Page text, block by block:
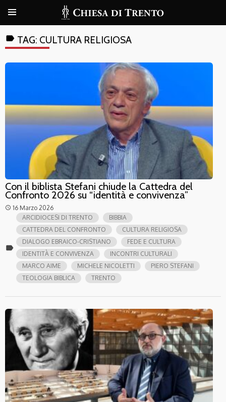
label TAG: CULTURA RELIGIOSA
Con il biblista Stefani chiude la Cattedra del
Confronto 2026 su “identità e convivenza”
access_time 16 Marzo 2026
label
ARCIDIOCESI DI TRENTO
BIBBIA
CATTEDRA DEL CONFRONTO
CULTURA RELIGIOSA
DIALOGO EBRAICO-CRISTIANO
FEDE E CULTURA
IDENTITÀ E CONVIVENZA
INCONTRI CULTURALI
MARCO AIME
MICHELE NICOLETTI
PIERO STEFANI
TEOLOGIA BIBLICA
TRENTO